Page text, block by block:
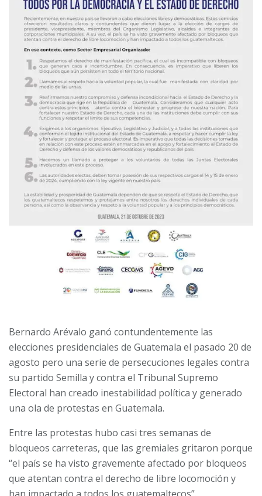
Bernardo Arévalo ganó contundentemente las
elecciones presidenciales de Guatemala el pasado 20 de
agosto pero una serie de persecuciones legales contra
su partido Semilla y contra el Tribunal Supremo
Electoral han creado inestabilidad política y generado
una ola de protestas en Guatemala.
Entre las protestas hubo casi tres semanas de
bloqueos carreteras, que las gremiales gritaron porque
“el país se ha visto gravemente afectado por bloqueos
que atentan contra el derecho de libre locomoción y